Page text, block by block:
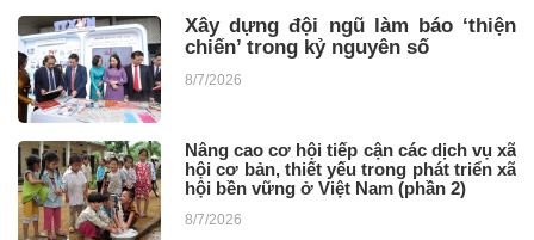
Xây dựng đội ngũ làm báo ‘thiện
chiến’ trong kỷ nguyên số
8/7/2026
Nâng cao cơ hội tiếp cận các dịch vụ xã
hội cơ bản, thiết yếu trong phát triển xã
hội bền vững ở Việt Nam (phần 2)
8/7/2026